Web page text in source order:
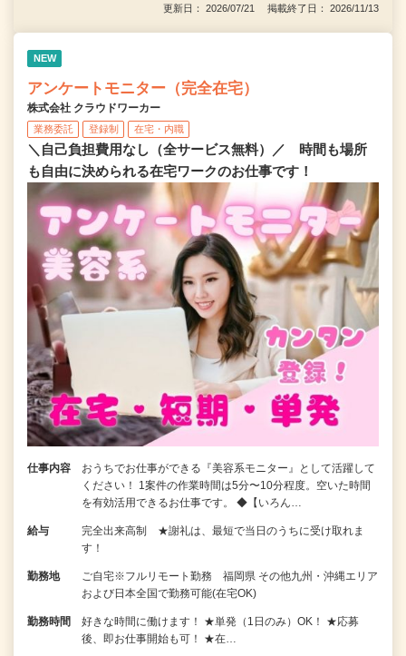
更新日： 2026/07/21 掲載終了日： 2026/11/13
NEW
アンケートモニター（完全在宅）
株式会社 クラウドワーカー
業務委託 登録制 在宅・内職
＼自己負担費用なし（全サービス無料）／ 時間も場所
も自由に決められる在宅ワークのお仕事です！
仕事内容
おうちでお仕事ができる『美容系モニター』として活躍して
ください！ 1案件の作業時間は5分〜10分程度。空いた時間
を有効活用できるお仕事です。 ◆【いろん…
給与
完全出来高制 ★謝礼は、最短で当日のうちに受け取れま
す！
勤務地
ご自宅※フルリモート勤務 福岡県 その他九州・沖縄エリア
および日本全国で勤務可能(在宅OK)
勤務時間
好きな時間に働けます！ ★単発（1日のみ）OK！ ★応募
後、即お仕事開始も可！ ★在…